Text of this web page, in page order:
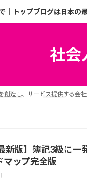
｜トップブログは日本の
社会
創造し、サービス提供する会社
新版】簿記3級に
マップ完全版